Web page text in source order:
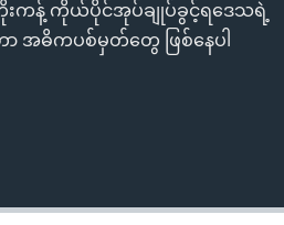
ကိုးကန့် ကိုယ်ပိုင်အုပ်ချုပ်ခွင့်ရဒေသရဲ့
ာ အဓိကပစ်မှတ်တွေ ဖြစ်နေပါ